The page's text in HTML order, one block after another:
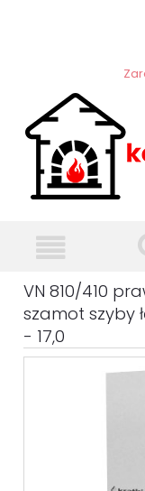
VN 810/410
szamot szyby
- 17,0